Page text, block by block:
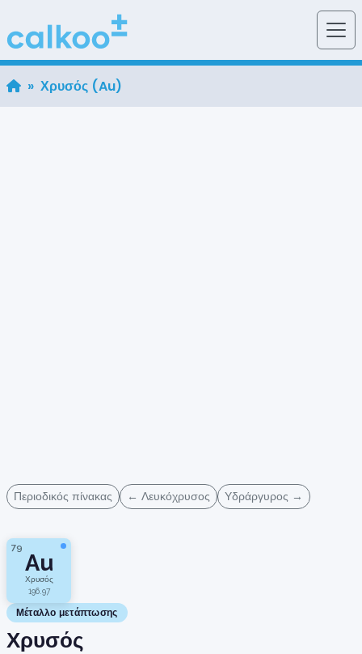
» Χρυσός (Au)
Περιοδικός πίνακας ← Λευκόχρυσος Υδράργυρος →
79
Au
Χρυσός
196.97
Μέταλλο μετάπτωσης
Χρυσός